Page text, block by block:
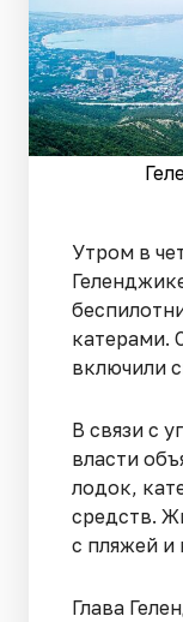
Утром в
катерами.
включили
В связи с
власти
лодок,
средств.
с пляжей и
Глава